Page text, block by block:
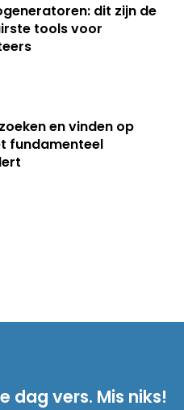
dit zijn de
tools voor
en vinden op
fundamenteel
dag vers. Mis niks!